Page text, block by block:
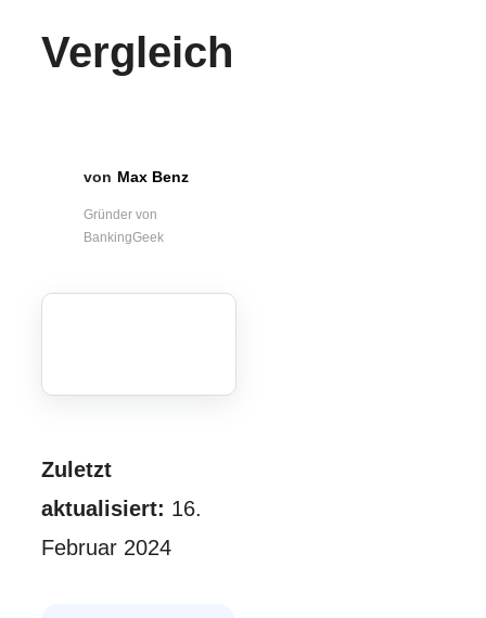
Vergleich
Max Benz
Gründer von
BankingGeek
Zuletzt
aktualisiert: 16.
Februar 2024